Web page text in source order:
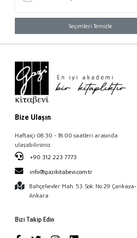
Seçimleri Temizle
Bize Ulaşın
Haftaiçi 08:30 - 18:00 saatleri arasında
ulaşabilirsiniz.
+90 312 223 7773
info@gazikitabevi.com.tr
Bahçelievler Mah. 53. Sok. No:29 Çankaya-
Ankara
Bizi Takip Edin